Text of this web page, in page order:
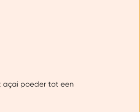
açai poeder tot een